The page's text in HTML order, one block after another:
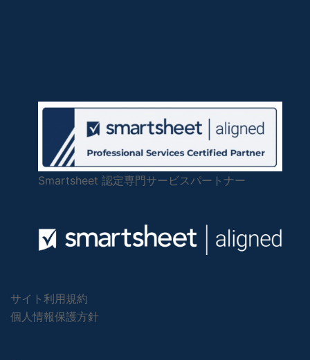
Smartsheet 認定専門サービスパートナー
サイト利用規約
個人情報保護方針